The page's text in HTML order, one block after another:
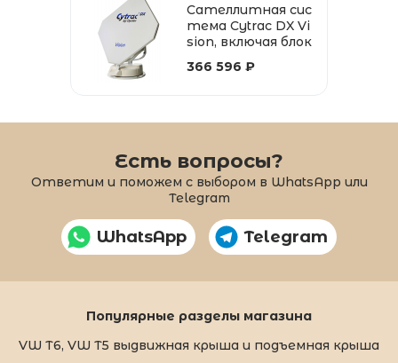
Сателлитная сис
тема Cytrac DX Vi
sion, включая блок
366 596 ₽
Есть вопросы?
Ответим и поможем с выбором в WhatsApp или
Telegram
WhatsApp Telegram
Популярные разделы магазина
VW T6, VW T5 выдвижная крыша и подъемная крыша